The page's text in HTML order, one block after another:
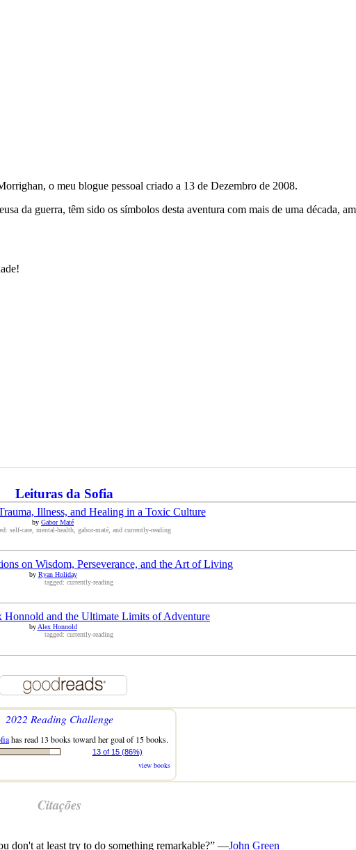
o meu blogue pessoal criado a 13 de Dezembro de 2008.
da guerra, têm sido os símbolos desta aventura com mais de uma década,
Leituras da Sofia
Illness, and Healing in a Toxic Culture
by Gabor Maté
self-care, mental-health, gabor-maté, and currently-reading
on Wisdom, Perseverance, and the Art of Living
by Ryan Holiday
tagged: currently-reading
Honnold and the Ultimate Limits of Adventure
by Alex Honnold
tagged: currently-reading
2022 Reading Challenge
has read 13 books toward her goal of 15 books.
13 of 15 (86%)
view books
Citações
don't at least try to do something remarkable?” —John Green